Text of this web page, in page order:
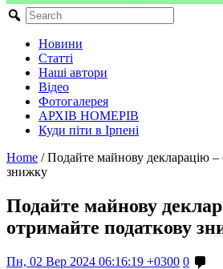
Новини
Статті
Наші автори
Відео
Фотогалерея
АРХІВ НОМЕРІВ
Куди піти в Ірпені
Home / Подайте майнову декларацію –
знижку
Подайте майнову
отримайте податкову
Пн, 02 Вер 2024 06:16:19 +0300 0